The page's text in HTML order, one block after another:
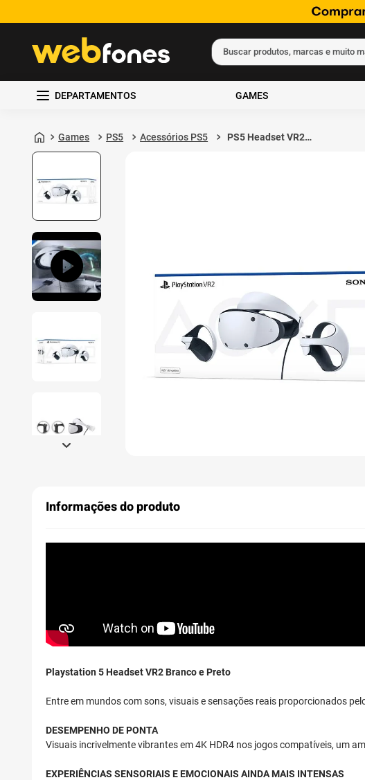
Buscar produtos, marcas e
DEPARTAMENTOS GAMES
Games PS5 Acessórios PS5
PS5 Headset VR2
Informações do produto
Playstation 5 Headset VR2 Branco e Preto
Entre em mundos com sons, visuais e sensações reais proporcionados
DESEMPENHO DE PONTA
Visuais incrivelmente vibrantes em 4K HDR4 nos jogos compatíveis, um
EXPERIÊNCIAS SENSORIAIS E EMOCIONAIS AINDA MAIS INTENSAS
Termos mais buscados
2º
gift card